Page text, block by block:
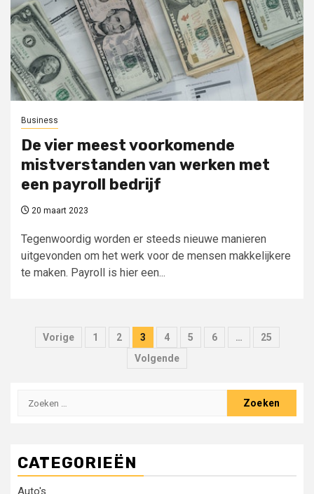
Business
De vier meest voorkomende
mistverstanden van werken met
een payroll bedrijf
20 maart 2023
Tegenwoordig worden er steeds nieuwe manieren
uitgevonden om het werk voor de mensen makkelijkere
te maken. Payroll is hier een...
Berichten
Vorige 1 2 3 4 5 6 …
25
Volgende
Zoeken
CATEGORIEËN
Auto's